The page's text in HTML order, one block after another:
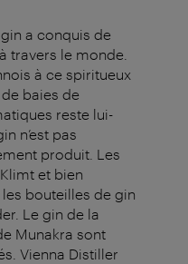
a conquis de
travers le monde.
à ce spiritueux
baies de
reste lui-
n’est pas
produit. Les
et bien
bouteilles de gin
Le gin de la
Munakra sont
Vienna Distiller